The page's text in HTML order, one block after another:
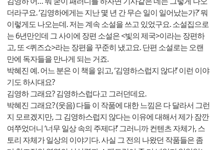
더라구요. ‘김영하에게는 지난 몇 년 간 무슨 일이 일어났는가?’ 뭐
이렇게도 나오는데. 저는 계속 소설을 쓰고 있었구요. 소설집으로
는 6년만인데 그 사이에 장편 소설은 <빛의 제국>이라는 장편하
고, 또 <퀴즈쇼>라는 장편을 꾸준히 냈고요. 단편 소설로는 오랜
만에 독자들을 만나게 되는 거죠.
박혜진 예. 어느 분은 이 책을 읽고, ‘김영하스럽지 않다!’ 이런 이야
기도 하시대요?
김영하 그래요? 김영하스럽다고 그러던데요.
박혜진 그래요? (웃음) 다들 이 작품에 대한 느낌은 다 달라서 그런
지 모르겠지만, 그 김영하스럽지 않다는 이유에 대해서 제가 잠깐
여쭈었더니 ‘너무 일상 속의 주제다!’ 그러니까 컨텐츠 자체가, 스
토리 자체가 일상의 이야기다. 사실 그 전의 나왔던 작품들은 좀